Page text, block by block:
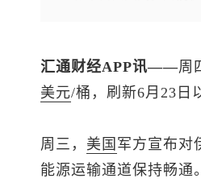
汇通财经APP讯——周
美元/桶，刷新6月23日
周三， 美国 军方宣布对
能源运输通道保持畅通。